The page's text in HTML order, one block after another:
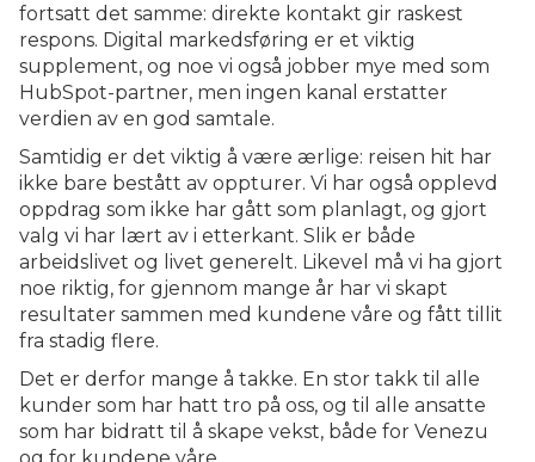
fortsatt det samme: direkte kontakt gir raskest
respons. Digital markedsføring er et viktig
supplement, og noe vi også jobber mye med som
HubSpot-partner, men ingen kanal erstatter
verdien av en god samtale.
Samtidig er det viktig å være ærlige: reisen hit har
ikke bare bestått av oppturer. Vi har også opplevd
oppdrag som ikke har gått som planlagt, og gjort
valg vi har lært av i etterkant. Slik er både
arbeidslivet og livet generelt. Likevel må vi ha gjort
noe riktig, for gjennom mange år har vi skapt
resultater sammen med kundene våre og fått tillit
fra stadig flere.
Det er derfor mange å takke. En stor takk til alle
kunder som har hatt tro på oss, og til alle ansatte
som har bidratt til å skape vekst, både for Venezu